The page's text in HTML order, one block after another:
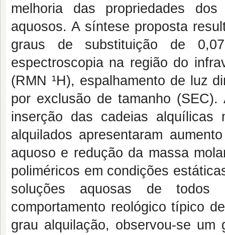
melhoria das propriedades
aquosos. A síntese proposta
graus de substituição de
espectroscopia na região do
(RMN ¹H), espalhamento de luz
por exclusão de tamanho
inserção das cadeias
alquilados apresentaram
aquoso e redução da massa
poliméricos em condições
soluções aquosas de todos
comportamento reológico típico
grau alquilação, observou-se